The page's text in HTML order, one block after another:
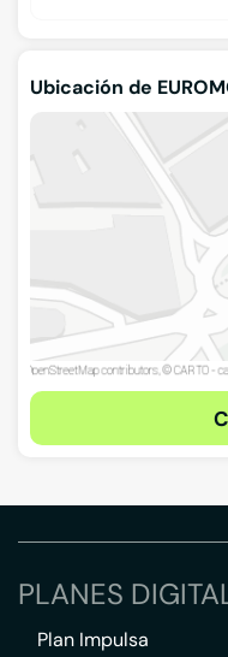
Ubicación de
PLANES
Plan Impulsa